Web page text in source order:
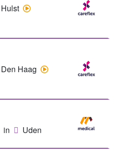
Hulst
Den Haag
in Uden